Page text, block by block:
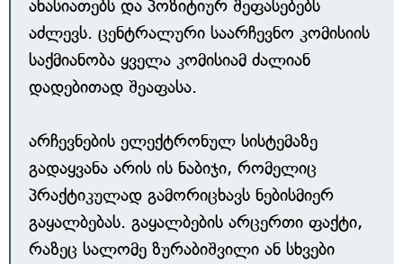
ახასიათებს და პოზიტიურ შეფასებებს
აძლევს. ცენტრალური საარჩევნო კომისიის
საქმიანობა ყველა კომისიამ ძალიან
დადებითად შეაფასა.
არჩევნების ელექტრონულ სისტემაზე
გადაყვანა არის ის ნაბიჯი, რომელიც
პრაქტიკულად გამორიცხავს ნებისმიერ
გაყალბებას. გაყალბების არცერთი ფაქტი,
რაზეც სალომე ზურაბიშვილი ან სხვები